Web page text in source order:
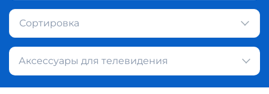
Сортировка
Аксессуары для телевидения